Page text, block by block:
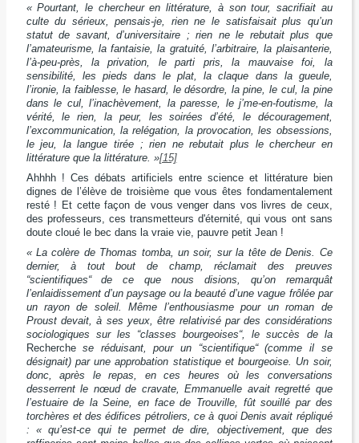
« Pourtant, le chercheur en littérature, à son tour, sacrifiait au
culte du sérieux, pensais-je, rien ne le satisfaisait plus qu’un
statut de savant, d’universitaire ; rien ne le rebutait plus que
l’amateurisme, la fantaisie, la gratuité, l’arbitraire, la plaisanterie,
l’à-peu-près, la privation, le parti pris, la mauvaise foi, la
sensibilité, les pieds dans le plat, la claque dans la gueule,
l’ironie, la faiblesse, le hasard, le désordre, la pine, le cul, la pine
dans le cul, l’inachèvement, la paresse, le j’me-en-foutisme, la
vérité, le rien, la peur, les soirées d’été, le découragement,
l’excommunication, la relégation, la provocation, les obsessions,
le jeu, la langue tirée ; rien ne rebutait plus le chercheur en
littérature que la littérature. »[15]
Ahhhh ! Ces débats artificiels entre science et littérature bien
dignes de l’élève de troisième que vous êtes fondamentalement
resté ! Et cette façon de vous venger dans vos livres de ceux,
des professeurs, ces transmetteurs d'éternité, qui vous ont sans
doute cloué le bec dans la vraie vie, pauvre petit Jean !
« La colère de Thomas tomba, un soir, sur la tête de Denis. Ce
dernier, à tout bout de champ, réclamait des preuves
“scientifiques“ de ce que nous disions, qu’on remarquât
l’enlaidissement d’un paysage ou la beauté d’une vague frôlée par
un rayon de soleil. Même l’enthousiasme pour un roman de
Proust devait, à ses yeux, être relativisé par des considérations
sociologiques sur les “classes bourgeoises“, le succès de la
Recherchese réduisant, pour un “scientifique“ (comme il se
désignait) par une approbation statistique et bourgeoise. Un soir,
donc, après le repas, en ces heures où les conversations
desserrent le nœud de cravate, Emmanuelle avait regretté que
l’estuaire de la Seine, en face de Trouville, fût souillé par des
torchères et des édifices pétroliers, ce à quoi Denis avait répliqué
: « qu’est-ce qui te permet de dire, objectivement, que des